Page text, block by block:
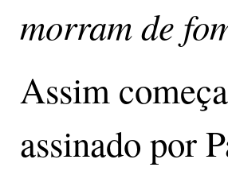
morram de
Assim
assinado por